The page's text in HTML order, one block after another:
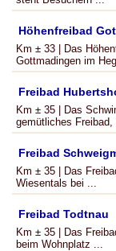
Höhenfreibad
Km ± 33 | Das
Gottmadingen im
Freibad
Km ± 35 | Das
gemütliches Freibad,
Freibad
Km ± 35 | Das
Wiesentals bei ...
Freibad Todtnau
Km ± 35 | Das
beim Wohnplatz ...